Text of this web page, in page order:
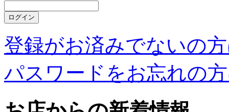
登録がお済みでないの
パスワードをお忘れの